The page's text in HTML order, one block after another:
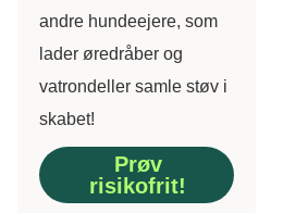
andre hundeejere, som
lader øredråber og
vatrondeller samle støv i
skabet!
Prøv
risikofrit!